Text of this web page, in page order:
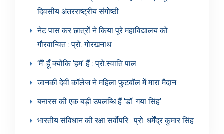
दिवसीय अंतरराष्ट्रीय संगोष्ठी
नेट पास कर छात्रों ने किया पूरे महाविद्यालय को
गौरवान्वित : प्रो. गोरखनाथ
‘मैं’ हूँ क्योंकि ‘हम’ हैं : प्रो.स्वाति पाल
जानकी देवी कॉलेज ने महिला फुटबॉल में मारा मैदान
बनारस की एक बड़ी उपलब्धि हैं ‘डॉ. गया सिंह’
भारतीय संविधान की रक्षा सर्वोपरि : प्रो. धर्मेंद्र कुमार सिंह